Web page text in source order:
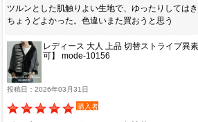
ツルンとした肌触りよい生地で、ゆったりしては
ちょうどよかった。色違いまた買おうと思う
レディース 大人 上品 切替ストライプ異
可】 mode-10156
投稿日：2026年03月31日
購入者